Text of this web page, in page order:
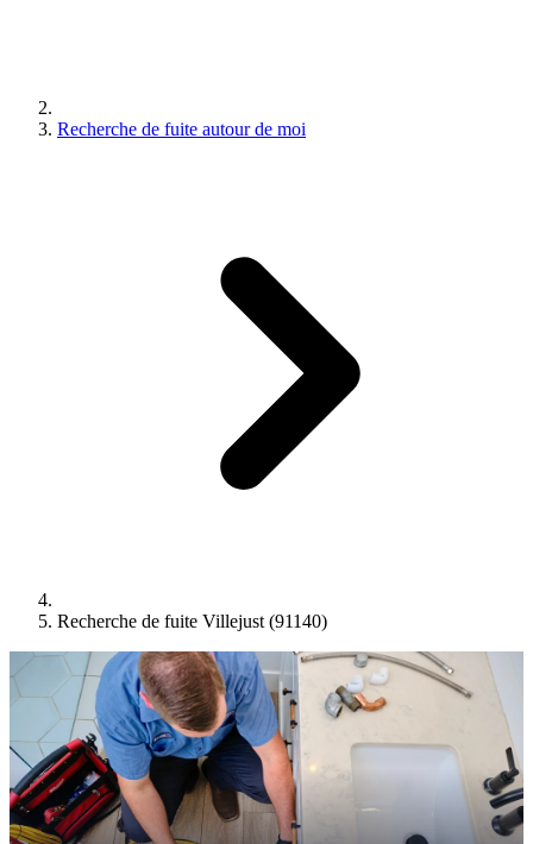
Recherche de fuite autour de moi
Recherche de fuite Villejust (91140)